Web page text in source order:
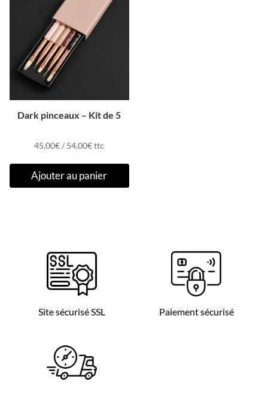
Dark pinceaux – Kit de 5
45,00€/ 54,00€ttc
Ajouter au panier
Site sécurisé SSL Paiement sécurisé